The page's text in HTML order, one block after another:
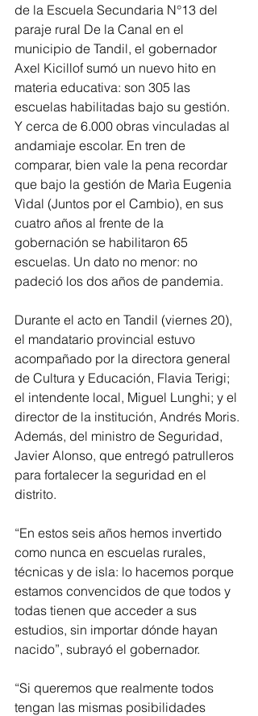
de la Escuela Secundaria N°13 del
paraje rural De la Canal en el
municipio de Tandil, el gobernador
Axel Kicillof sumó un nuevo hito en
materia educativa: son 305 las
escuelas habilitadas bajo su gestión.
Y cerca de 6.000 obras vinculadas al
andamiaje escolar. En tren de
comparar, bien vale la pena recordar
que bajo la gestión de Marìa Eugenia
Vìdal (Juntos por el Cambio), en sus
cuatro años al frente de la
gobernación se habilitaron 65
escuelas. Un dato no menor: no
padeció los dos años de pandemia.
Durante el acto en Tandil (viernes 20),
el mandatario provincial estuvo
acompañado por la directora general
de Cultura y Educación, Flavia Terigi;
el intendente local, Miguel Lunghi; y el
director de la institución, Andrés Moris.
Además, del ministro de Seguridad,
Javier Alonso, que entregó patrulleros
para fortalecer la seguridad en el
distrito.
“En estos seis años hemos invertido
como nunca en escuelas rurales,
técnicas y de isla: lo hacemos porque
estamos convencidos de que todos y
todas tienen que acceder a sus
estudios, sin importar dónde hayan
nacido”, subrayó el gobernador.
“Si queremos que realmente todos
tengan las mismas posibilidades